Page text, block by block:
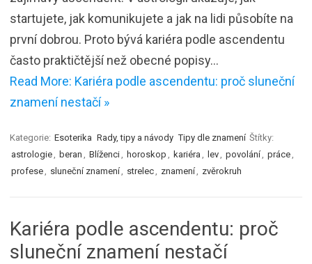
startujete, jak komunikujete a jak na lidi působíte na
první dobrou. Proto bývá kariéra podle ascendentu
často praktičtější než obecné popisy…
Read More: Kariéra podle ascendentu: proč sluneční
znamení nestačí »
Kategorie: Esoterika Rady, tipy a návody Tipy dle znamení Štítky:
astrologie
beran Blíženci horoskop kariéra lev povolání práce
profese
sluneční znamení strelec znamení zvěrokruh
Kariéra podle ascendentu: proč
sluneční znamení nestačí